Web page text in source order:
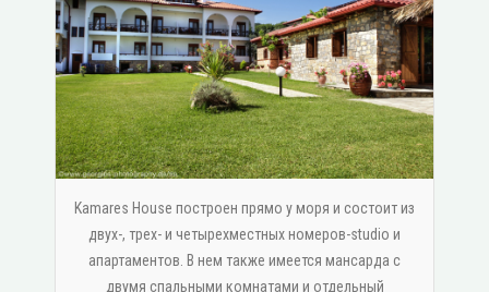
Kamares House построен прямо у моря и состоит из
двух-, трех- и четырехместных номеров-studio и
апартаментов. В нем также имеется мансарда с
двумя спальными комнатами и отдельный